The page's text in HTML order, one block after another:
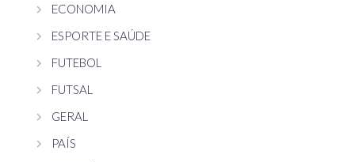
ECONOMIA
ESPORTE E SAÚDE
FUTEBOL
FUTSAL
GERAL
PAÍS